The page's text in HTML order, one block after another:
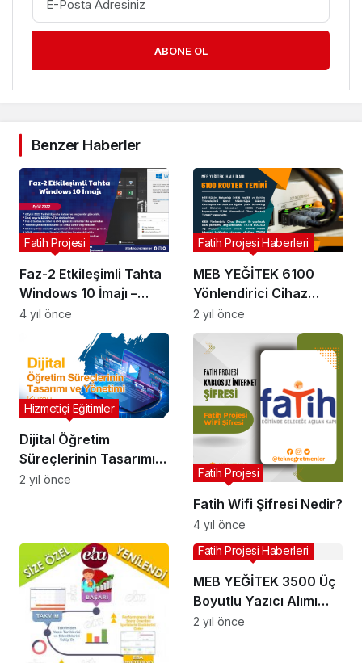
ABONE OL
Benzer Haberler
Faz-2 Etkileşimli Tahta
Windows 10 İmajı –
Eylül 2022
Fatih Projesi
4 yıl önce
MEB YEĞİTEK 6100
Yönlendirici Cihaz
(Router) Alımı Yapacak
Fatih Projesi Haberleri
2 yıl önce
Dijital Öğretim
Süreçlerinin Tasarımı
ve Yönetimi Kursu
Hizmetiçi Eğitimler
2 yıl önce
Fatih Wifi Şifresi Nedir?
Fatih Projesi
4 yıl önce
MEB YEĞİTEK 3500 Üç
Boyutlu Yazıcı Alımı
Yapacak
Fatih Projesi Haberleri
2 yıl önce